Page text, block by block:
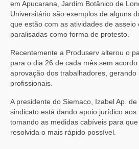
em Apucarana, Jardim Botânico de
Universitário são exemplos de alguns
que estão com as atividades de asseio
paralisadas como forma de protesto.
Recentemente a Produserv alterou o
para o dia 26 de cada mês sem
aprovação dos trabalhadores,
profissionais.
A presidente do Siemaco, Izabel Ap.
sindicato está dando apoio jurídico aos
tomando as medidas cabíveis para
resolvida o mais rápido possível.